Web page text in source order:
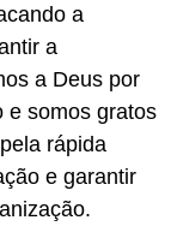
a
a
a Deus por
e somos gratos
rápida
e garantir